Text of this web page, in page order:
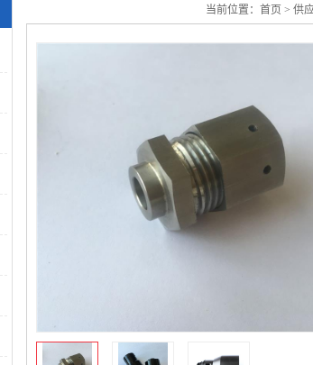
当前位置： 首页 > 供